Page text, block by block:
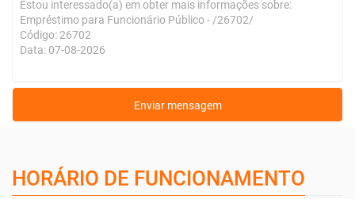
HORÁRIO DE FUNCIONAMENTO